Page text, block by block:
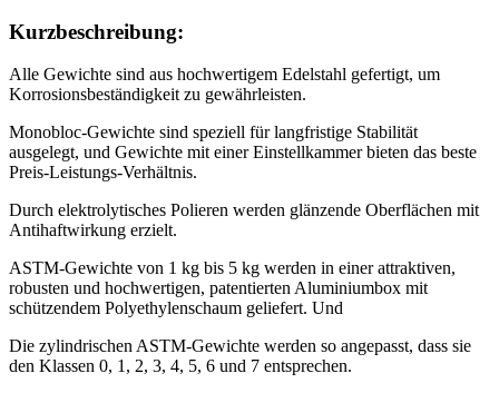
Kurzbeschreibung:
Alle Gewichte sind aus hochwertigem Edelstahl gefertigt, um
Korrosionsbeständigkeit zu gewährleisten.
Monobloc-Gewichte sind speziell für langfristige Stabilität
ausgelegt, und Gewichte mit einer Einstellkammer bieten das beste
Preis-Leistungs-Verhältnis.
Durch elektrolytisches Polieren werden glänzende Oberflächen mit
Antihaftwirkung erzielt.
ASTM-Gewichte von 1 kg bis 5 kg werden in einer attraktiven,
robusten und hochwertigen, patentierten Aluminiumbox mit
schützendem Polyethylenschaum geliefert. Und
Die zylindrischen ASTM-Gewichte werden so angepasst, dass sie
den Klassen 0, 1, 2, 3, 4, 5, 6 und 7 entsprechen.